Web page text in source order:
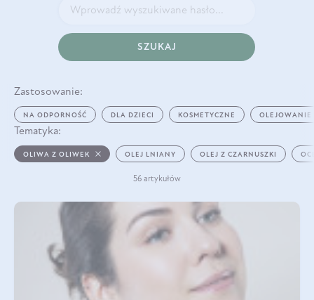
SZUKAJ
Zastosowanie:
NA ODPORNOŚĆ DLA DZIECI KOSMETYCZNE OLEJOWANIE
Tematyka:
OLIWA Z OLIWEK OLEJ LNIANY OLEJ Z CZARNUSZKI
56 artykułów